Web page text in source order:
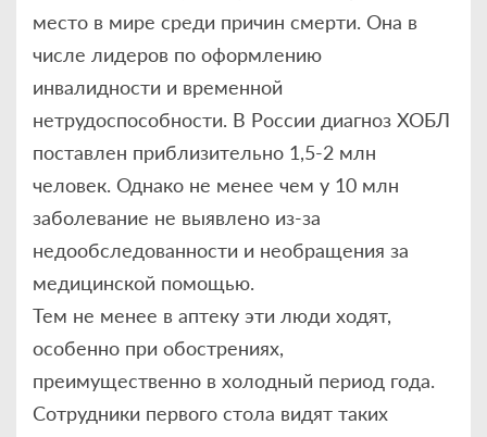
место в мире среди причин смерти. Она в
числе лидеров по оформлению
инвалидности и временной
нетрудоспособности. В России диагноз ХОБЛ
поставлен приблизительно 1,5-2 млн
человек. Однако не менее чем у 10 млн
заболевание не выявлено из-за
недообследованности и необращения за
медицинской помощью.
Тем не менее в аптеку эти люди ходят,
особенно при обострениях,
преимущественно в холодный период года.
Сотрудники первого стола видят таких